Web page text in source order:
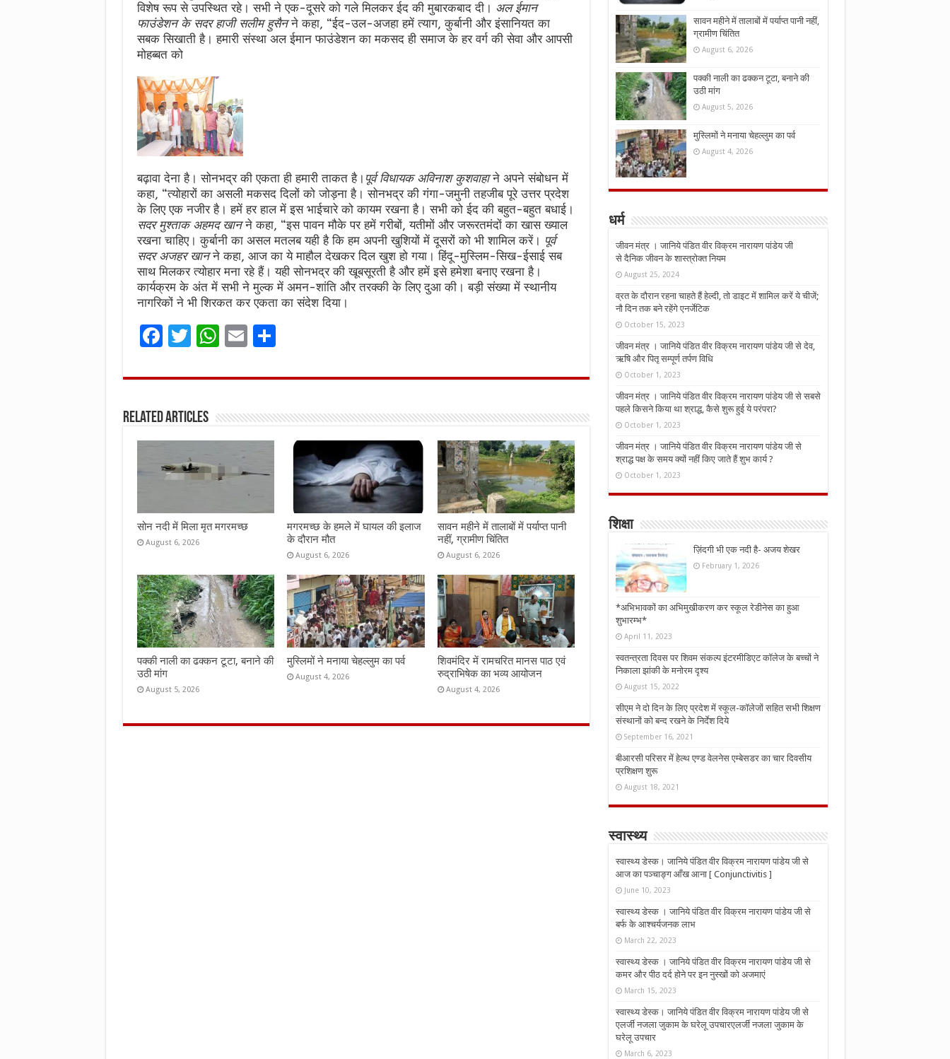
विशेष रूप से उपस्थित रहे। सभी ने एक-दूसरे को गले मिलकर ईद की मुबारकबाद दी। अल ईमान
फाउंडेशन के सदर हाजी सलीम हुसैनने कहा, “ईद-उल-अजहा हमें त्याग, कुर्बानी और इंसानियत का
सबक सिखाती है। हमारी संस्था अल ईमान फाउंडेशन का मकसद ही समाज के हर वर्ग की सेवा और आपसी
मोहब्बत को
बढ़ावा देना है। सोनभद्र की एकता ही हमारी ताकत है। पूर्व विधायक अविनाश कुशवाहाने अपने संबोधन में
कहा, “त्योहारों का असली मकसद दिलों को जोड़ना है। सोनभद्र की गंगा-जमुनी तहजीब पूरे उत्तर प्रदेश
के लिए एक नजीर है। हमें हर हाल में इस भाईचारे को कायम रखना है। सभी को ईद की बहुत-बहुत बधाई।
सदर मुश्ताक अहमद खानने कहा, “इस पावन मौके पर हमें गरीबों, यतीमों और जरूरतमंदों का खास ख्याल
रखना चाहिए। कुर्बानी का असल मतलब यही है कि हम अपनी खुशियों में दूसरों को भी शामिल करें। पूर्व
सदर अजहर खानने कहा, आज का ये माहौल देखकर दिल खुश हो गया। हिंदू-मुस्लिम-सिख-ईसाई सब
साथ मिलकर त्योहार मना रहे हैं। यही सोनभद्र की खूबसूरती है और हमें इसे हमेशा बनाए रखना है।
कार्यक्रम के अंत में सभी ने मुल्क में अमन-शांति और तरक्की के लिए दुआ की। बड़ी संख्या में स्थानीय
नागरिकों ने भी शिरकत कर एकता का संदेश दिया।
F
ce
o
o
k
T
it
r
W
at
A
p
p
E
ai
S
ar
Related Articles
सोन नदी में मिला मृत मगरमच्छ
August 6, 2026
मगरमच्छ के हमले में घायल की इलाज
के दौरान मौत
August 6, 2026
सावन महीने में तालाबों में पर्याप्त पानी
नहीं, ग्रामीण चिंतित
August 6, 2026
पक्की नाली का ढक्कन टूटा, बनाने की
उठी मांग
August 5, 2026
मुस्लिमों ने मनाया चेहल्लुम का पर्व
August 4, 2026
शिवमंदिर में रामचरित मानस पाठ एवं
रुद्राभिषेक का भव्य आयोजन
August 4, 2026
सावन महीने में तालाबों में पर्याप्त पानी नहीं,
ग्रामीण चिंतित
August 6, 2026
पक्की नाली का ढक्कन टूटा, बनाने की
उठी मांग
August 5, 2026
मुस्लिमों ने मनाया चेहल्लुम का पर्व
August 4, 2026
धर्म
जीवन मंत्र । जानिये पंडित वीर विक्रम नारायण पांडेय जी
से दैनिक जीवन के शास्त्रोक्त नियम
August 25, 2024
व्रत के दौरान रहना चाहते हैं हेल्दी, तो डाइट में शामिल करें ये चीजें;
नौ दिन तक बने रहेंगे एनर्जेटिक
October 15, 2023
जीवन मंत्र । जानिये पंडित वीर विक्रम नारायण पांडेय जी से देव,
ऋषि और पितृ सम्पूर्ण तर्पण विधि
October 1, 2023
जीवन मंत्र । जानिये पंडित वीर विक्रम नारायण पांडेय जी से सबसे
पहले किसने किया था श्राद्ध, कैसे शुरू हुई ये परंपरा?
October 1, 2023
जीवन मंत्र । जानिये पंडित वीर विक्रम नारायण पांडेय जी से
श्राद्ध पक्ष के समय क्यों नहीं किए जाते हैं शुभ कार्य ?
October 1, 2023
शिक्षा
ज़िंदगी भी एक नदी है- अजय शेखर
February 1, 2026
*अभिभावकों का अभिमुखीकरण कर स्कूल रेडीनेस का हुआ
शुभारम्भ*
April 11, 2023
स्वतन्त्रता दिवस पर शिवम संकल्प इंटरमीडिएट कॉलेज के बच्चों ने
निकाला झांकी के मनोरम दृश्य
August 15, 2022
सीएम ने दो दिन के लिए प्रदेश में स्कूल-कॉलेजों सहित सभी शिक्षण
संस्थानों को बन्द रखने के निर्देश दिये
September 16, 2021
बीआरसी परिसर में हेल्थ एण्ड वेलनेस एम्बेसडर का चार दिवसीय
प्रशिक्षण शुरू
August 18, 2021
स्वास्थ्य
स्वास्थ्य डेस्क। जानिये पंडित वीर विक्रम नारायण पांडेय जी से
आज का पञ्चाङ्ग आँख आना [ Conjunctivitis ]
June 10, 2023
स्वास्थ्य डेस्क । जानिये पंडित वीर विक्रम नारायण पांडेय जी से
बर्फ के आश्चर्यजनक लाभ
March 22, 2023
स्वास्थ्य डेस्क । जानिये पंडित वीर विक्रम नारायण पांडेय जी से
कमर और पीठ दर्द होने पर इन नुस्‍खों को अजमाएं
March 15, 2023
स्वास्थ्य डेस्क। जानिये पंडित वीर विक्रम नारायण पांडेय जी से
एलर्जी नजला जुकाम के घरेलू उपचारएलर्जी नजला जुकाम के
घरेलू उपचार
March 6, 2023